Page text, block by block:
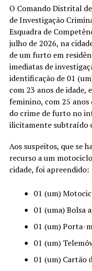
O Comando Distrital
de Investigação
Esquadra de
julho de 2026, na
de um furto em
imediatas de
identificação de 01
com 23 anos de idade,
feminino, com 25 anos
do crime de furto no
ilicitamente subtraído
Aos suspeitos, que se
recurso a um
cidade, foi apreendido:
01 (um)
01 (uma) Bolsa
01 (um) Porta-
01 (um)
01 (um) Cartão